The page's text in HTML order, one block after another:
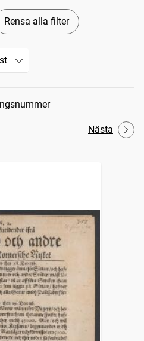
Rensa alla filter
Nästa